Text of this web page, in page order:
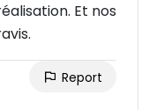
Et nos
Report